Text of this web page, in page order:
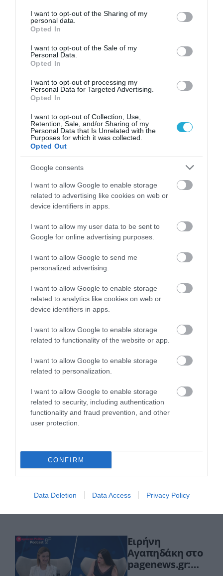
not limited to your visit or usage behaviour. You may click to
grant or deny consent to Google and its third-party tags to
use your data for below specified purposes in below Google
consent section.
I want to opt-out of the Sharing of my
personal data.
Opted In
I want to opt-out of the Sale of my
Personal Data.
Opted In
I want to opt-out of processing my
Personal Data for Targeted Advertising.
Opted In
I want to opt-out of Collection, Use,
Retention, Sale, and/or Sharing of my
Personal Data that Is Unrelated with the
Purposes for which it was collected.
Opted Out
Google consents
I want to allow Google to enable storage
related to advertising like cookies on web or
device identifiers in apps.
I want to allow my user data to be sent to
Google for online advertising purposes.
I want to allow Google to send me
personalized advertising.
I want to allow Google to enable storage
related to analytics like cookies on web or
device identifiers in apps.
I want to allow Google to enable storage
related to functionality of the website or app.
I want to allow Google to enable storage
related to personalization.
I want to allow Google to enable storage
related to security, including authentication
functionality and fraud prevention, and other
user protection.
CONFIRM
Data Deletion Data Access Privacy Policy
Μυρτώ Κοροβέση στο pagenews.gr: «Η κοινωνία ζητά
διαφάνεια, όχι άλλα σκάνδαλα» – Τι λέει για τον ΟΠΕΚΕΠΕ
Πρόσφατα Επεισόδια
Τεμπονέρας στο
χώρα δεν
χαμένη
ΟΠΕΚΕΠΕ,Τσίπρα
26.07.2026 | 23:44
Ειρήνη
Αγαπηδάκη στο
pagenews.gr: